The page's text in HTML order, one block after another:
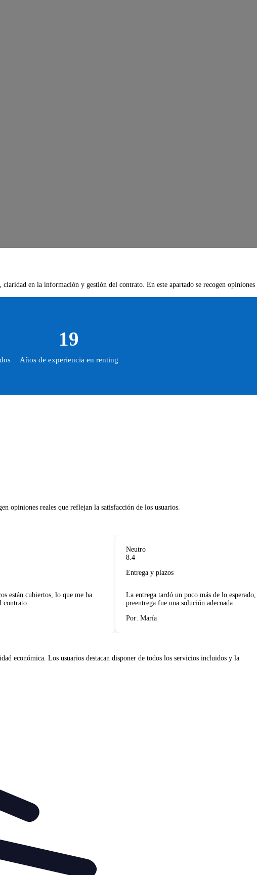
en la información y gestión del contrato. En este apartado se recogen opiniones
19
Años de experiencia en renting
opiniones reales que reflejan la satisfacción de los usuarios.
cubiertos, lo que me ha
Neutro
8.4
Entrega y plazos
La entrega tardó un poco más de lo esperado,
preentrega fue una solución adecuada.
Por: María
económica. Los usuarios destacan disponer de todos los servicios incluidos y la